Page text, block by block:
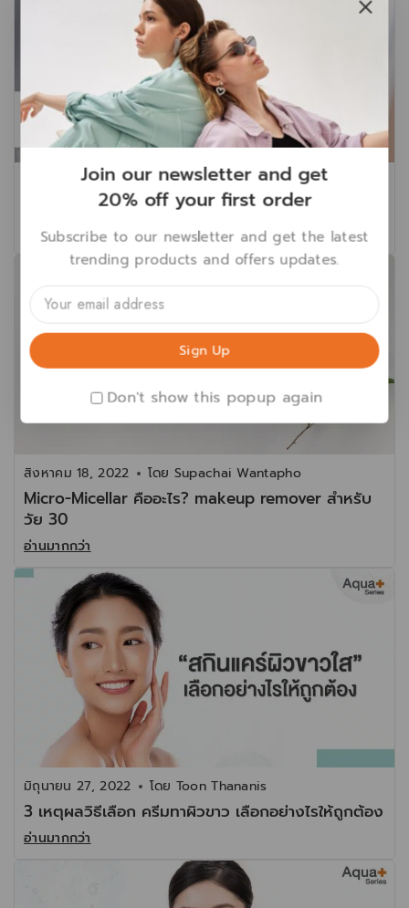
พฤษภาคม 17, 2022 โดยAqua+ Series
วิธีดูแลผิวหน้าด้วยเอสเซ้นส์บำรุงผิวขาวใส
อ่านมากกว่า
สิงหาคม 18, 2022 โดย Supachai Wantapho
Micro-Micellar คืออะไร? makeup remover สำหรับ
วัย 30
อ่านมากกว่า
มิถุนายน 27, 2022 โดย Toon Thananis
3 เหตุผลวิธีเลือก ครีมทาผิวขาว เลือกอย่างไรให้ถูกต้อง
อ่านมากกว่า
Join our newsletter and get
20% off your first order
Subscribe to our newsletter and get the latest
trending products and offers updates.
Don't show this popup again